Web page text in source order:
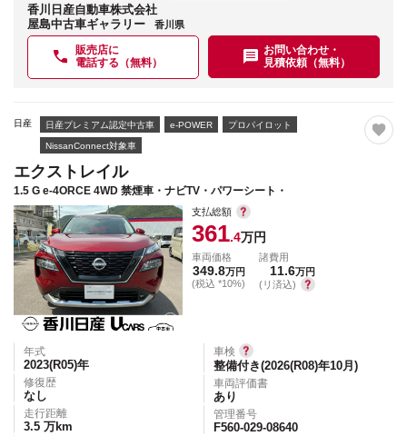
香川日産自動車株式会社
屋島中古車ギャラリー
香川県
販売店に
電話する（無料）
お問い合わせ・
見積依頼（無料）
日産 日産プレミアム認定中古車 e-POWER プロパイロット
NissanConnect対象車
エクストレイル
1.5 G e-4ORCE 4WD 禁煙車・ナビTV・パワーシート・
支払総額
361.4万円
車両価格
349.8万円
(税込 *10%)
諸費用
11.6万円
(リ済込)
年式
2023(R05)年
修復歴
なし
走行距離
3.5 万km
車検
整備付き(2026(R08)年10月)
車両評価書
あり
管理番号
F560-029-08640